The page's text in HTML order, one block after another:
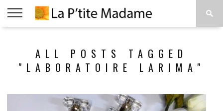
VIVRE
PROPOSALL POSTS TAGGED
"LABORATOIRE LARIMA"